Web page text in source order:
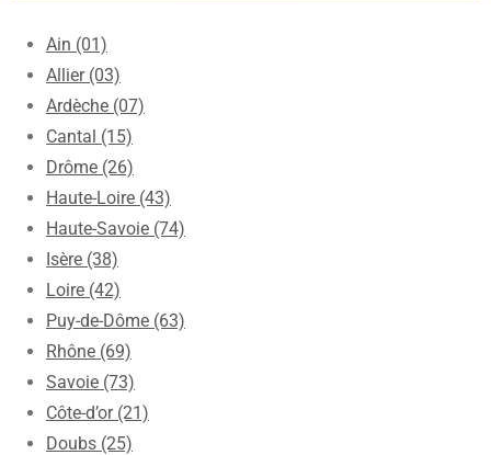
Ain (01)
Allier (03)
Ardèche (07)
Cantal (15)
Drôme (26)
Haute-Loire (43)
Haute-Savoie (74)
Isère (38)
Loire (42)
Puy-de-Dôme (63)
Rhône (69)
Savoie (73)
Côte-d’or (21)
Doubs (25)